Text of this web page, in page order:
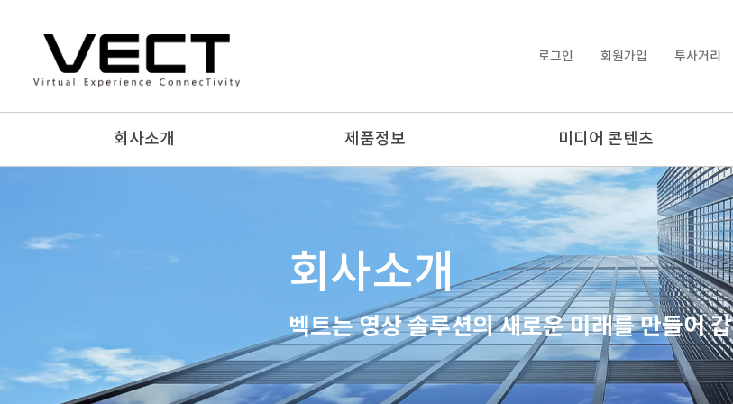
로그인 회원가입 투사거리
회사소개 제품정보 미디어 콘텐츠
회사소개
벡트는 영상 솔루션의 새로운 미래를 만들어